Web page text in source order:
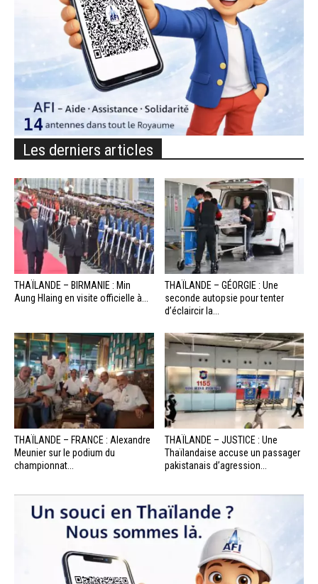
Les derniers articles
THAÏLANDE – BIRMANIE : Min
Aung Hlaing en visite officielle à...
THAÏLANDE – GÉORGIE : Une
seconde autopsie pour tenter
d’éclaircir la...
THAÏLANDE – FRANCE : Alexandre
Meunier sur le podium du
championnat...
THAÏLANDE – JUSTICE : Une
Thaïlandaise accuse un passager
pakistanais d’agression...